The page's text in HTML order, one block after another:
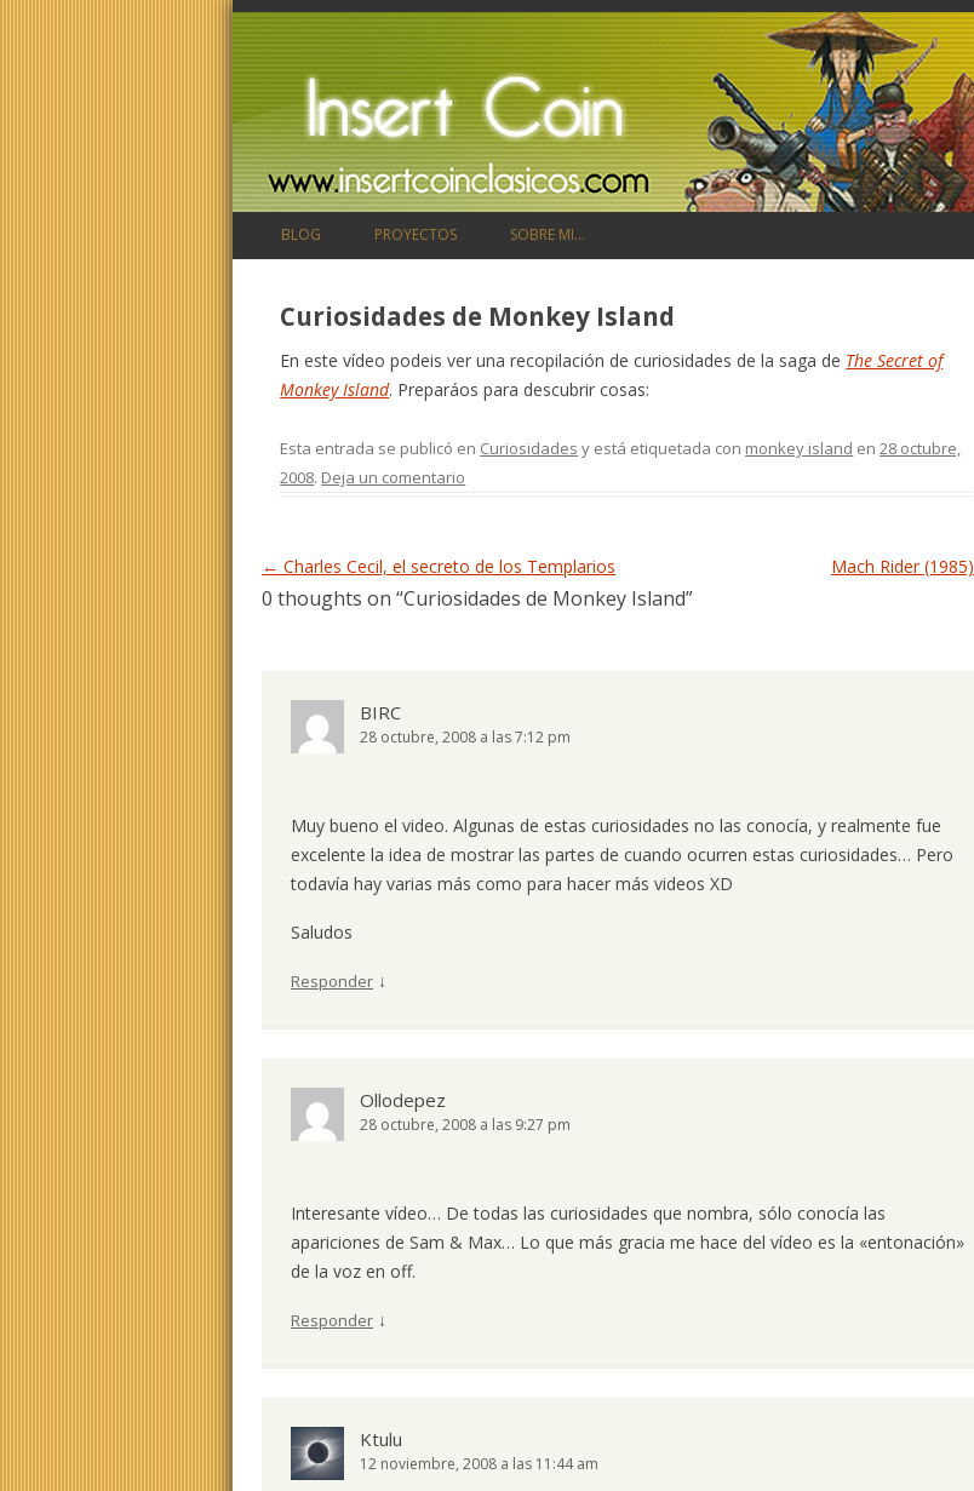
BLOG PROYECTOS SOBRE MI…
Curiosidades de Monkey Island
En este vídeo podeis ver una recopilación de curiosidades de la saga de The Secret of
Monkey Island. Preparáos para descubrir cosas:
Esta entrada se publicó en Curiosidades y está etiquetada con monkey island en28 octubre,
2008. Deja un comentario
Navegación de entradas
← Charles Cecil, el secreto de los Templarios Mach Rider (1985)
0 thoughts on “Curiosidades de Monkey Island”
BIRC
28 octubre, 2008 a las 7:12 pm
Muy bueno el video. Algunas de estas curiosidades no las conocía, y realmente fue
excelente la idea de mostrar las partes de cuando ocurren estas curiosidades… Pero
todavía hay varias más como para hacer más videos XD
Saludos
Responder ↓
Ollodepez
28 octubre, 2008 a las 9:27 pm
Interesante vídeo… De todas las curiosidades que nombra, sólo conocía las
apariciones de Sam & Max… Lo que más gracia me hace del vídeo es la «entonación»
de la voz en off.
Responder ↓
Ktulu
12 noviembre, 2008 a las 11:44 am